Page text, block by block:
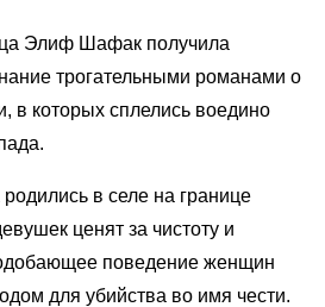
Элиф Шафак получила
трогательными романами о
в которых сплелись воедино
в селе на границе
ценят за чистоту и
поведение женщин
для убийства во имя чести.